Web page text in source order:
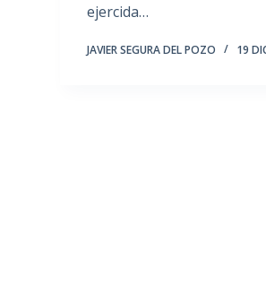
ejercida…
JAVIER SEGURA DEL POZO 19